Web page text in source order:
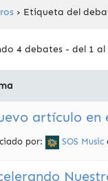
› Etiqueta del
4 debates - del 1
artículo en
por: SOS Music